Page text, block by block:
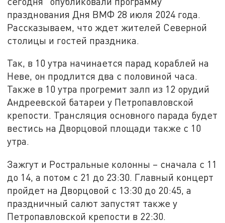
празднования Дня ВМФ 28 июля 2024 года.
Рассказываем, что ждет жителей Северной
столицы и гостей праздника.
Так, в 10 утра начинается парад кораблей на
Неве, он продлится два с половиной часа.
Также в 10 утра прогремит залп из 12 орудий
Андреевской батареи у Петропавловской
крепости. Трансляция основного парада будет
вестись на Дворцовой площади также с 10
утра.
Зажгут и Ростральные колонны – сначала с 11
до 14, а потом с 21 до 23:30. Главный концерт
пройдет на Дворцовой с 13:30 до 20:45, а
праздничный салют запустят также у
Петропавловской крепости в 22:30.